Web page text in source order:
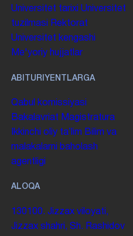
Universitet tarixi Universitet
tuzilmasi
Rektorat
Universitet kengashi
Me'yoriy hujjatlar
ABITURIYENTLARGA
Qabul komissiyasi
Bakalavriat Magistratura
Ikkinchi oliy taʼlim Bilim va
malakalarni baholash
agentligi
ALOQA
130100. Jizzax viloyati,
Jizzax shahri, Sh. Rashidov